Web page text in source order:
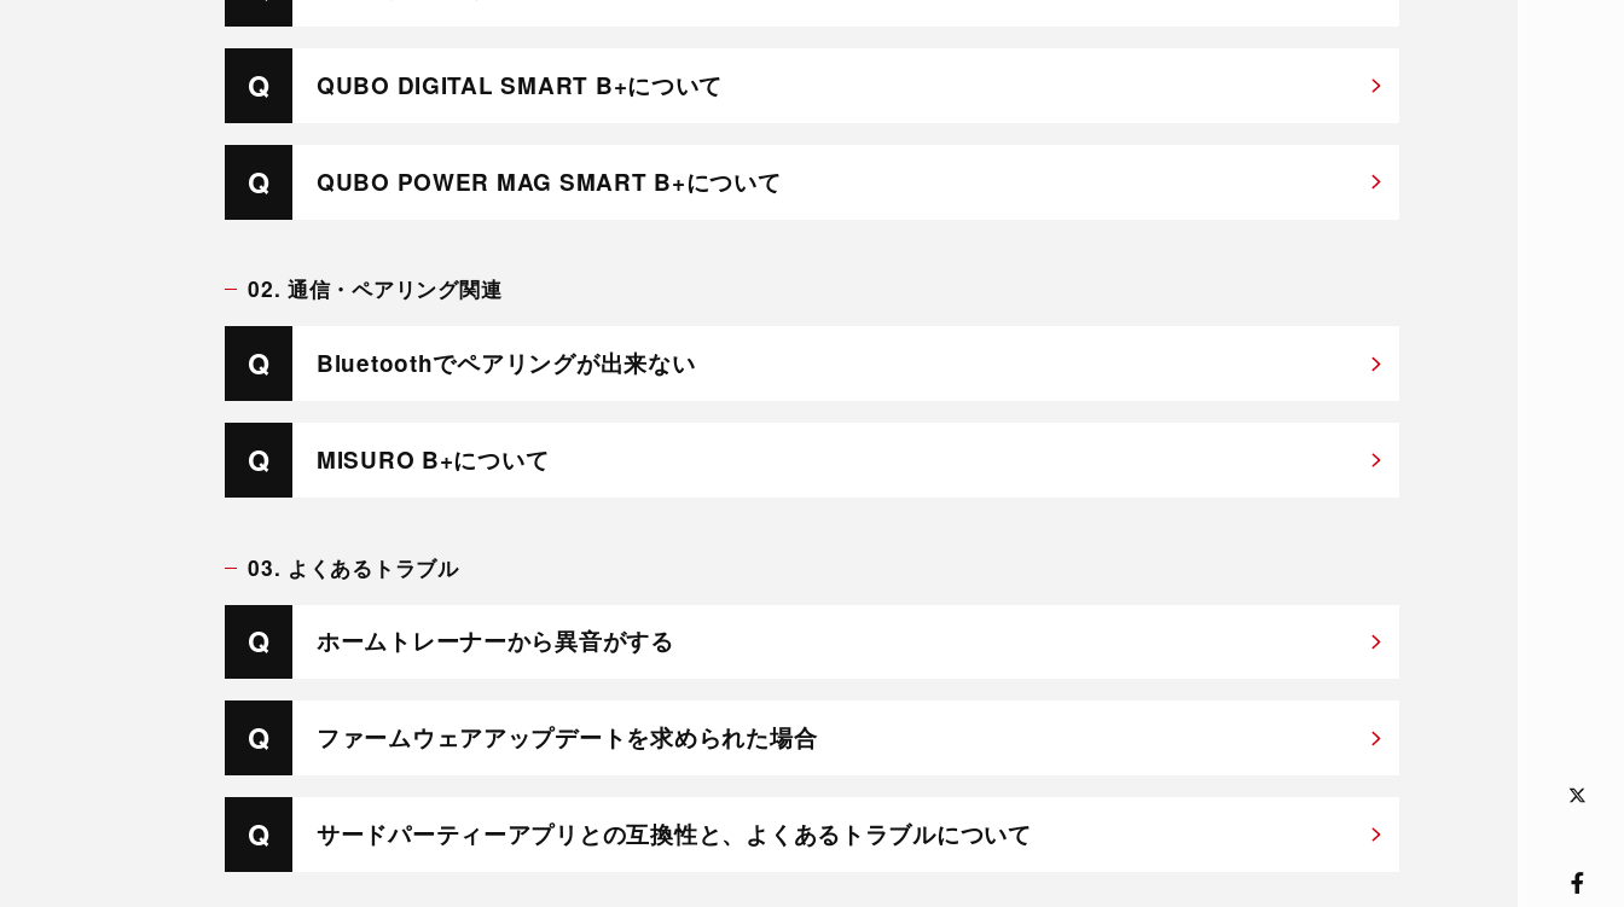
QUBO DIGITAL SMART B+について
QUBO POWER MAG SMART B+について
02. 通信・ペアリング関連
Bluetoothでペアリングが出来ない
MISURO B+について
03. よくあるトラブル
ホームトレーナーから異音がする
ファームウェアアップデートを求められた場合
サードパーティーアプリとの互換性と、よくあるトラブルについて